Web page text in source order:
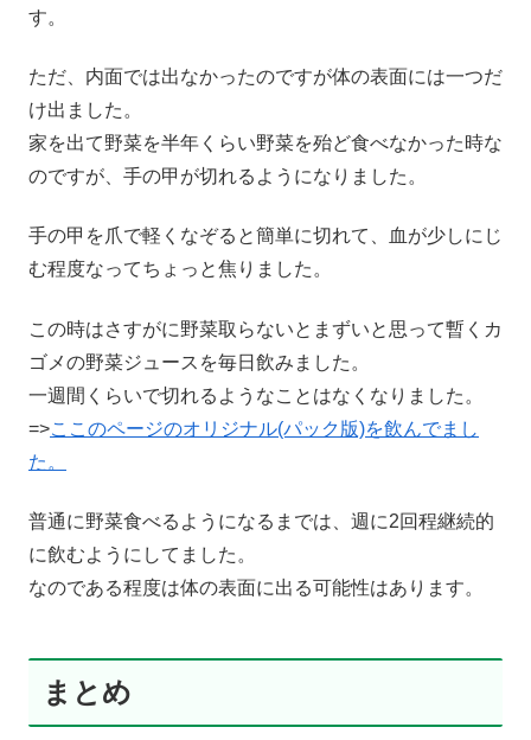
す。
ただ、内面では出なかったのですが体の表面には一つだ
け出ました。
家を出て野菜を半年くらい野菜を殆ど食べなかった時な
のですが、手の甲が切れるようになりました。
手の甲を爪で軽くなぞると簡単に切れて、血が少しにじ
む程度なってちょっと焦りました。
この時はさすがに野菜取らないとまずいと思って暫くカ
ゴメの野菜ジュースを毎日飲みました。
一週間くらいで切れるようなことはなくなりました。
=>ここのページのオリジナル(パック版)を飲んでまし
た。
普通に野菜食べるようになるまでは、週に2回程継続的
に飲むようにしてました。
なのである程度は体の表面に出る可能性はあります。
まとめ